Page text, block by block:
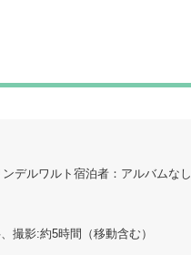
ンデルワルト宿泊者：アルバム
撮影:約5時間（移動含む）